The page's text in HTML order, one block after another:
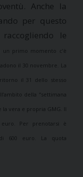
Anche la
per questo
le
primo momento c’è
il 30 novembre. La
il 31 dello stesso
della “settimana
la vera e propria GMG. Il
Per prenotarsi è
600 euro. La quota